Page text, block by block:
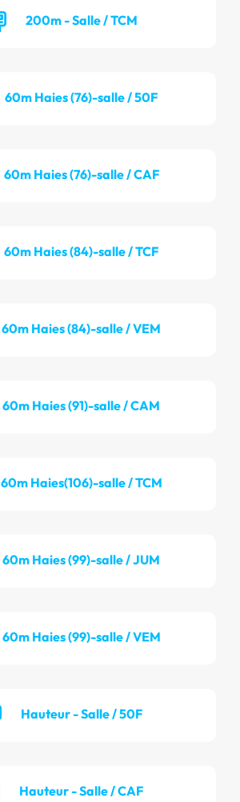
200m - Salle / TCM
60m Haies (76)-salle / 50F
60m Haies (76)-salle / CAF
60m Haies (84)-salle / TCF
60m Haies (84)-salle / VEM
60m Haies (91)-salle / CAM
60m Haies(106)-salle / TCM
60m Haies (99)-salle / JUM
60m Haies (99)-salle / VEM
Hauteur - Salle / 50F
Hauteur - Salle / CAF